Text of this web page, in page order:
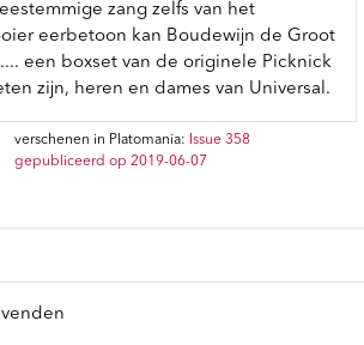
zang zelfs van het
eerbetoon kan Boudewijn de Groot
een boxset van de originele Picknick
zijn, heren en dames van Universal.
verschenen in Platomania: Issue 358
gepubliceerd op 2019-06-07